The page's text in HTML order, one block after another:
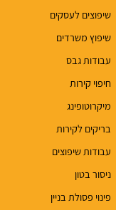
שיפוצים לעסקים
שיפוץ משרדים
עבודות גבס
חיפוי קירות
מיקרוטופינג
בריקים לקירות
עבודות שיפוצים
ניסור בטון
פינוי פסולת בניין